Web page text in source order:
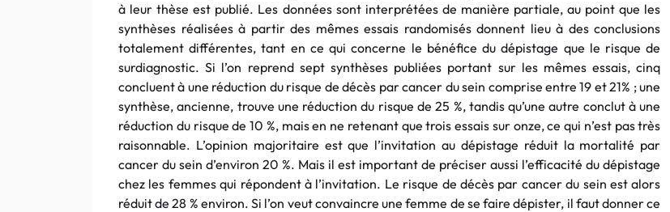
à leur thèse est publié. Les données sont interprétées de manière partiale, au point que les
synthèses réalisées à partir des mêmes essais randomisés donnent lieu à des conclusions
totalement différentes, tant en ce qui concerne le bénéfice du dépistage que le risque de
surdiagnostic. Si l’on reprend sept synthèses publiées portant sur les mêmes essais, cinq
concluent à une réduction du risque de décès par cancer du sein comprise entre 19 et 21% ; une
synthèse, ancienne, trouve une réduction du risque de 25 %, tandis qu’une autre conclut à une
réduction du risque de 10 %, mais en ne retenant que trois essais sur onze, ce qui n’est pas très
raisonnable. L’opinion majoritaire est que l’invitation au dépistage réduit la mortalité par
cancer du sein d’environ 20 %. Mais il est important de préciser aussi l’efficacité du dépistage
chez les femmes qui répondent à l’invitation. Le risque de décès par cancer du sein est alors
réduit de 28 % environ. Si l’on veut convaincre une femme de se faire dépister, il faut donner ce